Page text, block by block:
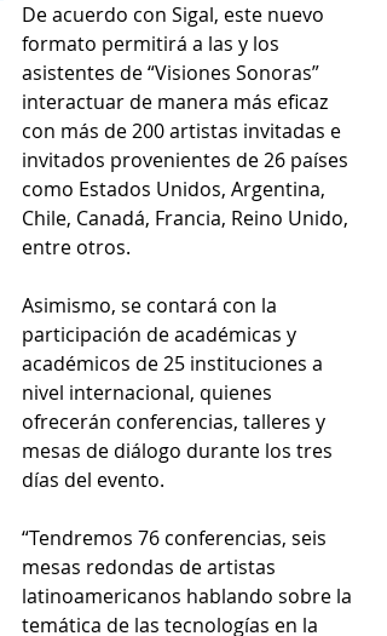
De acuerdo con Sigal, este nuevo
formato permitirá a las y los
asistentes de “Visiones Sonoras”
interactuar de manera más eficaz
con más de 200 artistas invitadas e
invitados provenientes de 26 países
como Estados Unidos, Argentina,
Chile, Canadá, Francia, Reino Unido,
entre otros.
Asimismo, se contará con la
participación de académicas y
académicos de 25 instituciones a
nivel internacional, quienes
ofrecerán conferencias, talleres y
mesas de diálogo durante los tres
días del evento.
“Tendremos 76 conferencias, seis
mesas redondas de artistas
latinoamericanos hablando sobre la
temática de las tecnologías en la